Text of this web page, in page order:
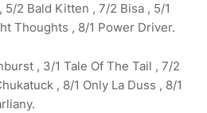
5/2 Bald Kitten , 7/2 Bisa , 5/1
Thoughts , 8/1 Power Driver.
, 3/1 Tale Of The Tail , 7/2
, 8/1 Only La Duss , 8/1